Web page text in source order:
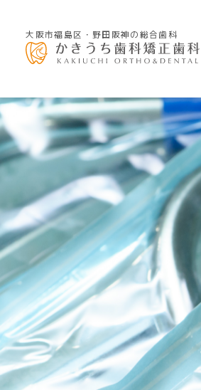
大阪市福島区・野田阪神の総合歯科